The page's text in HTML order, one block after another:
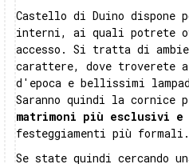
Castello di Duino
interni, ai quali potrete
accesso. Si tratta di
carattere, dove troverete
d'epoca e bellissimi
Saranno quindi la cornice
matrimoni più esclusivi e
festeggiamenti più formali.
Se state quindi cercando